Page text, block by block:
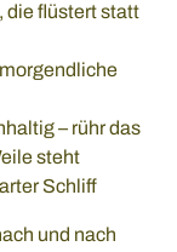
die flüstert statt
– rühr das
steht
Schliff
und nach